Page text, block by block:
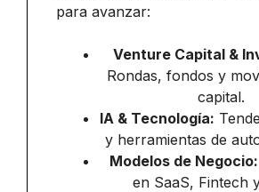
para avanzar:
Venture Capital &
Rondas, fondos y
capital.
IA & Tecnología:
y herramientas de
Modelos de Negocio:
en SaaS, Fintech